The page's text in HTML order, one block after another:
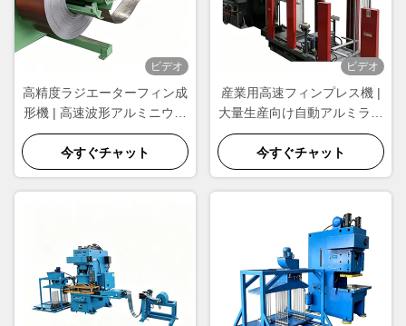
ビデオ
高精度ラジエーターフィン成
形機 | 高速波形アルミニウム
フィン製造装置
今すぐチャット
ビデオ
産業用高速フィンプレス機 |
大量生産向け自動アルミラジ
エーターフィン成形装置
今すぐチャット